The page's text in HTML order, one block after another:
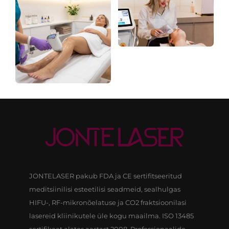
sertifitseeritud fokuseeritud ravi
JONTELASER pakub FDA ja CE sertifitseeritud
meditsiinilisi esteetilisi seadmeid, sealhulgas
HIFU-, RF-mikronõelatuse ja CO2 fraktsioonilasi
lasereid kliinikutele üle kogu maailma. ISO 13485